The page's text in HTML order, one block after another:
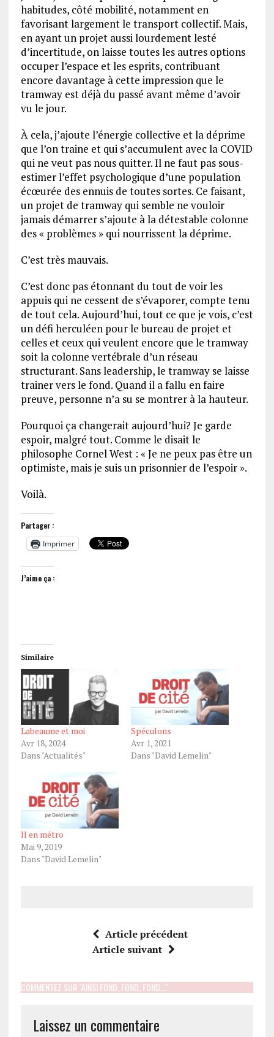
habitudes, côté mobilité, notamment en
favorisant largement le transport collectif. Mais,
en ayant un projet aussi lourdement lesté
d’incertitude, on laisse toutes les autres options
occuper l’espace et les esprits, contribuant
encore davantage à cette impression que le
tramway est déjà du passé avant même d’avoir
vu le jour.
À cela, j’ajoute l’énergie collective et la déprime
que l’on traine et qui s’accumulent avec la COVID
qui ne veut pas nous quitter. Il ne faut pas sous-
estimer l’effet psychologique d’une population
écœurée des ennuis de toutes sortes. Ce faisant,
un projet de tramway qui semble ne vouloir
jamais démarrer s’ajoute à la détestable colonne
des « problèmes » qui nourrissent la déprime.
C’est très mauvais.
C’est donc pas étonnant du tout de voir les
appuis qui ne cessent de s’évaporer, compte tenu
de tout cela. Aujourd’hui, tout ce que je vois, c’est
un défi herculéen pour le bureau de projet et
celles et ceux qui veulent encore que le tramway
soit la colonne vertébrale d’un réseau
structurant. Sans leadership, le tramway se laisse
trainer vers le fond. Quand il a fallu en faire
preuve, personne n’a su se montrer à la hauteur.
Pourquoi ça changerait aujourd’hui? Je garde
espoir, malgré tout. Comme le disait le
philosophe Cornel West : « Je ne peux pas être un
optimiste, mais je suis un prisonnier de l’espoir ».
Voilà.
Partager :
Imprimer
J’aime ça :
Similaire
Labeaume et moi
Avr 18, 2024
Dans "Actualités"
Spéculons
Avr 1, 2021
Dans "David Lemelin"
Il en métro
Mai 9, 2019
Dans "David Lemelin"
Article précédent
Article suivant
COMMENTEZ SUR "AINSI FOND, FOND, FOND…"
Laissez un commentaire